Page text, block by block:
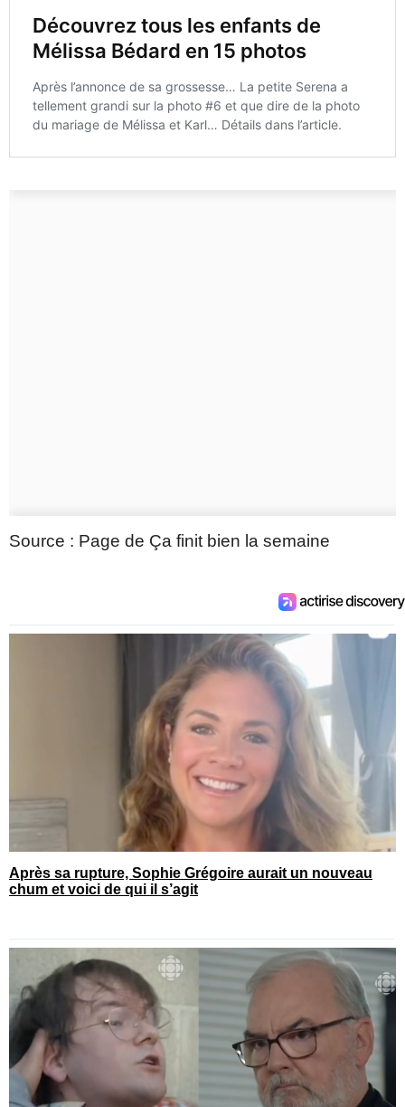
Source : Page de Ça finit bien la semaine
Après sa rupture, Sophie Grégoire aurait un nouveau
chum et voici de qui il s’agit